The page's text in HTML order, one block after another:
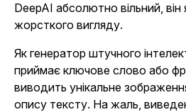
DeepAI абсолютно вільний,
жорсткого вигляду.
Як генератор штучного
приймає ключове слово або
виводить унікальне
опису тексту. На жаль,